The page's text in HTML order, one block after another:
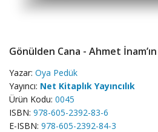
Gönülden Cana - Ahmet
Yazar: Oya Pedük
Yayıncı: Net Kitaplık Yayıncılık
Ürün Kodu: 0045
ISBN: 978-605-2392-83-6
E-ISBN: 978-605-2392-84-3